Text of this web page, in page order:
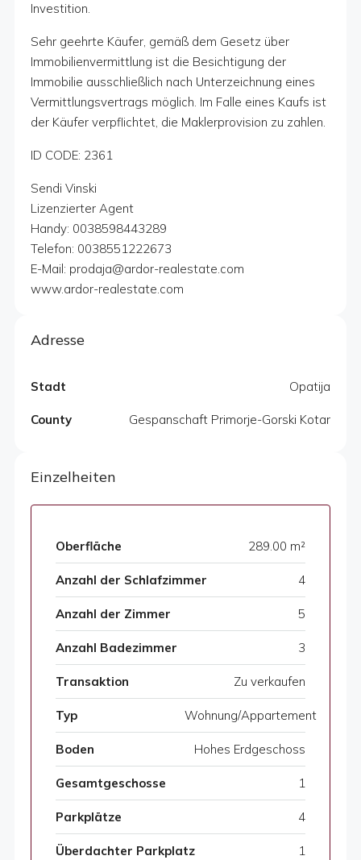
Investition.
Sehr geehrte Käufer, gemäß dem Gesetz über
Immobilienvermittlung ist die Besichtigung der
Immobilie ausschließlich nach Unterzeichnung eines
Vermittlungsvertrags möglich. Im Falle eines Kaufs ist
der Käufer verpflichtet, die Maklerprovision zu zahlen.
ID CODE: 2361
Sendi Vinski
Lizenzierter Agent
Handy: 0038598443289
Telefon: 0038551222673
E-Mail: prodaja@ardor-realestate.com
www.ardor-realestate.com
Adresse
Stadt Opatija
County Gespanschaft Primorje-Gorski Kotar
Einzelheiten
Oberfläche 289.00 m²
Anzahl der Schlafzimmer 4
Anzahl der Zimmer 5
Anzahl Badezimmer 3
Transaktion Zu verkaufen
Typ Wohnung/Appartement
Boden Hohes Erdgeschoss
Gesamtgeschosse 1
Parkplätze 4
Überdachter Parkplatz 1